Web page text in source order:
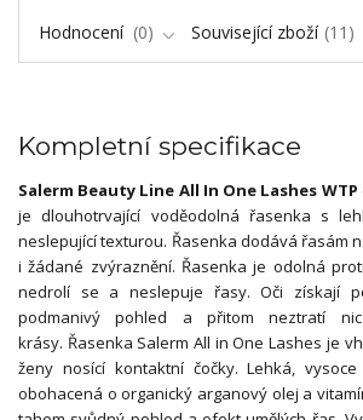
Hodnocení
0 Související zboží 11
Kompletní specifikace
Salerm Beauty Line All In One Lashes WTP
je dlouhotrvající voděodolná řasenka s
neslepující texturou. Řasenka dodává řasám
i žádané zvýraznění. Řasenka je odolná
nedrolí se a neslepuje řasy. Oči získají
podmanivý pohled a přitom neztratí
krásy. Řasenka Salerm All in One Lashes je
ženy nosící kontaktní čočky. Lehká,
obohacená o organický arganový olej a